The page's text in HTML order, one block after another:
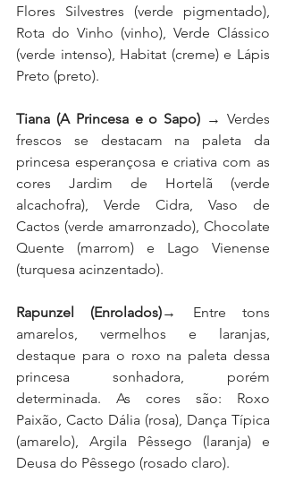
Flores Silvestres (verde pigmentado),
Rota do Vinho (vinho), Verde Clássico
(verde intenso), Habitat (creme) e Lápis
Preto (preto).
Tiana (A Princesa e o Sapo) → Verdes
frescos se destacam na paleta da
princesa esperançosa e criativa com as
cores Jardim de Hortelã (verde
alcachofra), Verde Cidra, Vaso de
Cactos (verde amarronzado), Chocolate
Quente (marrom) e Lago Vienense
(turquesa acinzentado).
Rapunzel (Enrolados)→ Entre tons
amarelos, vermelhos e laranjas,
destaque para o roxo na paleta dessa
princesa sonhadora, porém
determinada. As cores são: Roxo
Paixão, Cacto Dália (rosa), Dança Típica
(amarelo), Argila Pêssego (laranja) e
Deusa do Pêssego (rosado claro).